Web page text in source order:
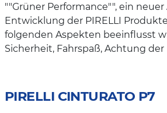
""Grüner Performance"", ein neuer
Entwicklung der PIRELLI
folgenden Aspekten beeinflusst
Sicherheit, Fahrspaß, Achtung
PIRELLI CINTURATO P7